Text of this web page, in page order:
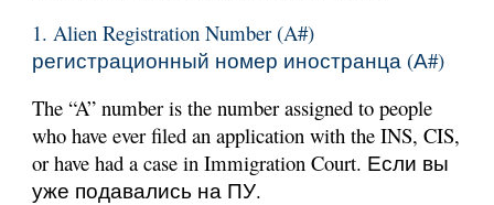
1. Alien Registration Number (A#)
регистрационный номер иностранца (А#)
The “A” number is the number assigned to people
who have ever filed an application with the INS, CIS,
or have had a case in Immigration Court. Если вы
уже подавались на ПУ.